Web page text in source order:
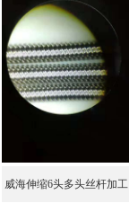
威海伸缩6头多头丝杆加工